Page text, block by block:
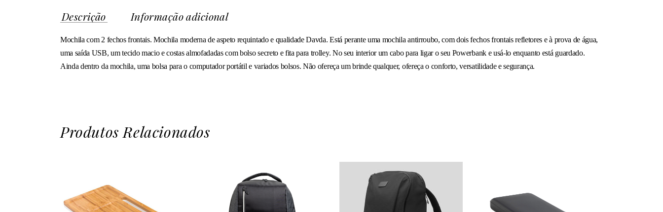
Descrição Informação adicional
Mochila com 2 fechos frontais. Mochila moderna de aspeto requintado e qualidade Davda. Está perante uma mochila antirroubo, com dois fechos frontais refletores e à prova de água,
uma saída USB, um tecido macio e costas almofadadas com bolso secreto e fita para trolley. No seu interior um cabo para ligar o seu Powerbank e usá-lo enquanto está guardado.
Ainda dentro da mochila, uma bolsa para o computador portátil e variados bolsos. Não ofereça um brinde qualquer, ofereça o conforto, versatilidade e segurança.
Produtos Relacionados